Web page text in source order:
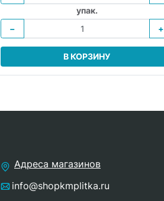
упак.
−
+
В КОРЗИНУ
Адреса магазинов
info@shopkmplitka.ru